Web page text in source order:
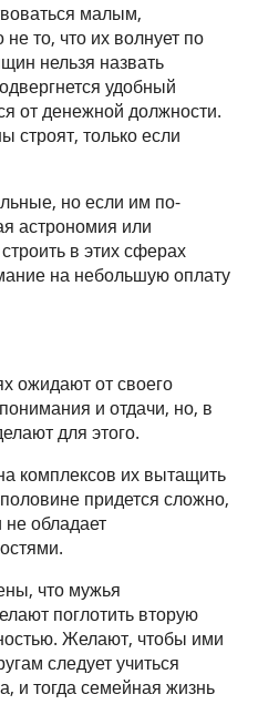
малым,
то, что их волнует по
нельзя назвать
удобный
от денежной должности.
строят, только если
но если им по-
астрономия или
в этих сферах
на небольшую оплату
ожидают от своего
и отдачи, но, в
для этого.
комплексов их вытащить
придется сложно,
не обладает
что мужья
поглотить вторую
Желают, чтобы ими
следует учиться
и тогда семейная жизнь